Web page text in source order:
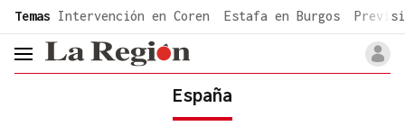
common.go-to-content
Temas Intervención en Coren Estafa en Burgos
header.menu.open
España